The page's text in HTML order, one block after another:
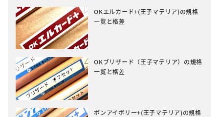
OKエルカード+(王子マテリア)の規格
一覧と格差
OKブリザード（王子マテリア）の規格
一覧と格差
ボンアイボリー+(王子マテリア)の規格